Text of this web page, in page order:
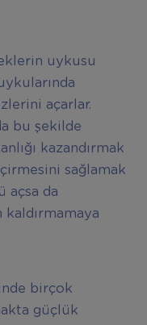
uykusu
açarlar.
bu şekilde
kazandırmak
sağlamak
açsa da
kaldırmamaya
birçok
güçlük